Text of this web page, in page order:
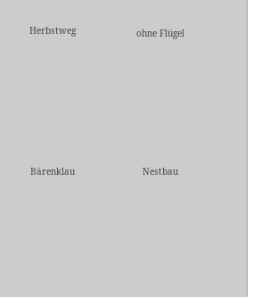
Herbstweg ohne Flügel
Bärenklau Nestbau